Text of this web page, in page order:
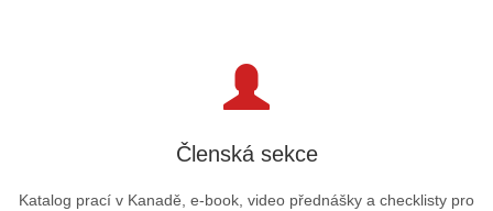
Členská sekce
Katalog prací v Kanadě, e-book, video přednášky a checklisty pro